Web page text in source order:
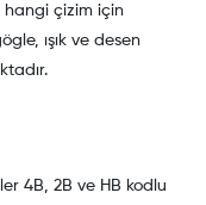
hangi çizim için
ışık ve desen
4B, 2B ve HB kodlu